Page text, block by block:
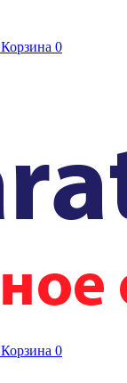
Корзина 0
Корзина 0